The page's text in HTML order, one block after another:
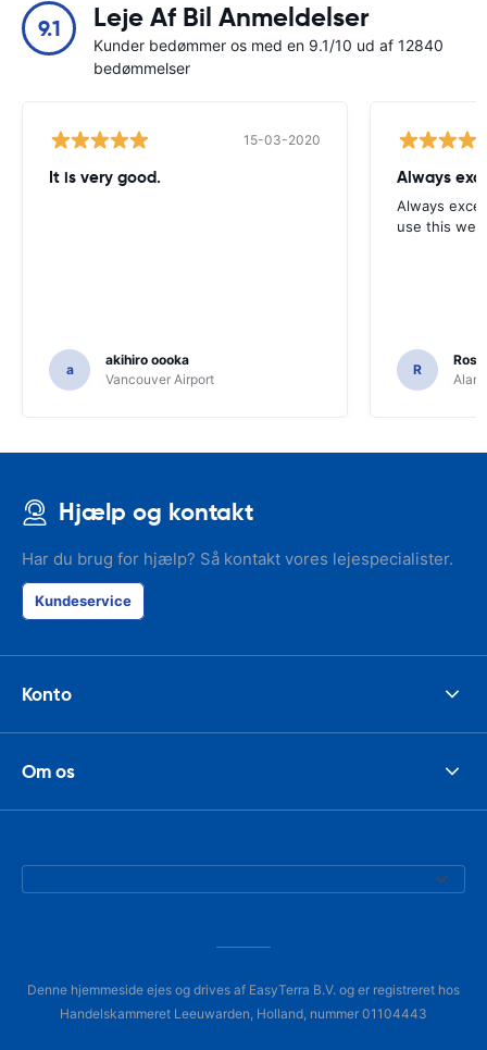
9.1 Leje Af Bil Anmeldelser
Kunder bedømmer os med en 9.1/10 ud af 12840
bedømmelser
15-03-2020
It is very good.
a
akihiro oooka
Vancouver Airport
Always
Always
use this
R
Hjælp og kontakt
Har du brug for hjælp? Så kontakt vores lejespecialister.
Kundeservice
Konto
Om os
Denne hjemmeside ejes og drives af EasyTerra B.V. og er registreret hos
Handelskammeret Leeuwarden, Holland, nummer 01104443